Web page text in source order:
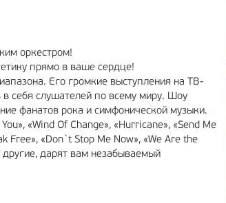
оркестром!
прямо в ваше сердце!
Его громкие выступления на ТВ-
себя слушателей по всему миру. Шоу
фанатов рока и симфонической музыки.
«Wind Of Change», «Hurricane», «Send Me
Free», «Don`t Stop Me Now», «We Are the
другие, дарят вам незабываемый